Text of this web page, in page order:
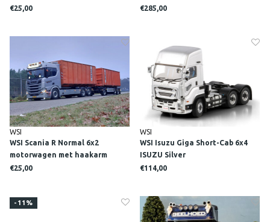
VILLARD "TOPGUN"
€25,00
MALMBERGS
€285,00
WSI
WSI Scania R Normal 6x2
motorwagen met haakarm
systeem met 6-assige container
€25,00
WSI
WSI Isuzu Giga Short-Cab 6x4
ISUZU Silver
€114,00
-11%